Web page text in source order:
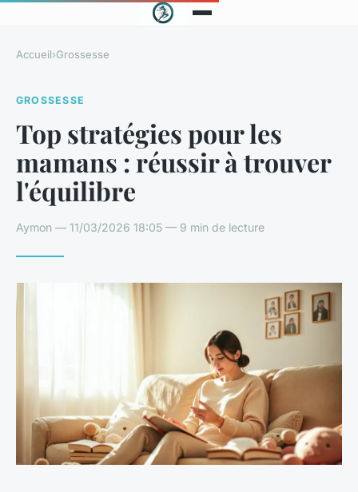
Accueil›Grossesse
GROSSESSE
Top stratégies pour les
mamans : réussir à trouver
l'équilibre
Aymon — 11/03/2026 18:05 — 9 min de lecture